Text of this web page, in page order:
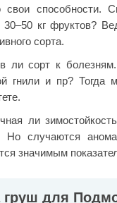
свои способности.
30–50 кг фруктов?
сорта.
ли сорт к
гнили и пр? Тогда
ли
Но случаются
значимым
груш для